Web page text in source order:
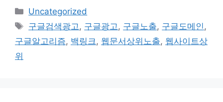
Categories
Uncategorized
Tags
구글검색광고 , 구글광고 , 구글노출, 구글도메인 ,
구글알고리즘, 백링크 , 웹문서상위노출, 웹사이트상
위